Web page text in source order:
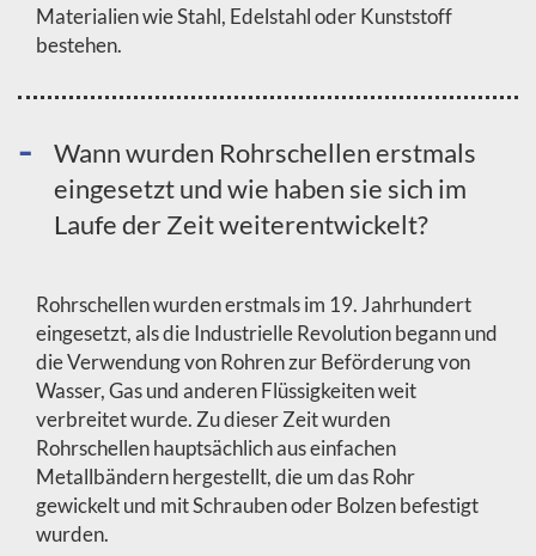
Materialien wie Stahl, Edelstahl oder Kunststoff
bestehen.
Wann wurden Rohrschellen erstmals
eingesetzt und wie haben sie sich im
Laufe der Zeit weiterentwickelt?
Rohrschellen wurden erstmals im 19. Jahrhundert
eingesetzt, als die Industrielle Revolution begann und
die Verwendung von Rohren zur Beförderung von
Wasser, Gas und anderen Flüssigkeiten weit
verbreitet wurde. Zu dieser Zeit wurden
Rohrschellen hauptsächlich aus einfachen
Metallbändern hergestellt, die um das Rohr
gewickelt und mit Schrauben oder Bolzen befestigt
wurden.